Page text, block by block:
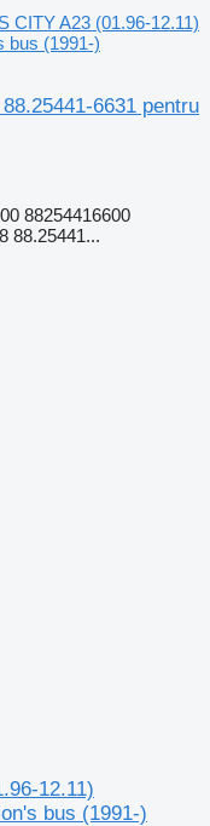
CITY A23 (01.96-12.11)
bus (1991-)
6631 pentru
88254416600
88.25441...
12.11)
bus (1991-)